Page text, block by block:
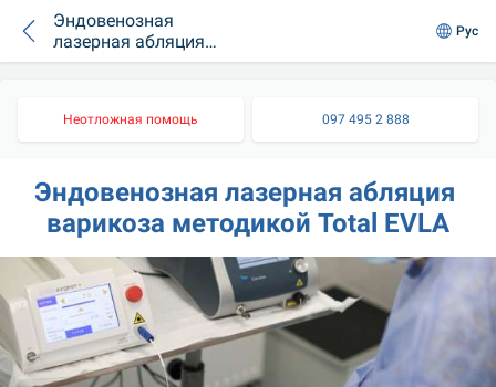
Эндовенозная
лазерная абляция
варикоза
Рус
Неотложная помощь 097 495 2 888
Эндовенозная лазерная абляция
варикоза методикой Total EVLA